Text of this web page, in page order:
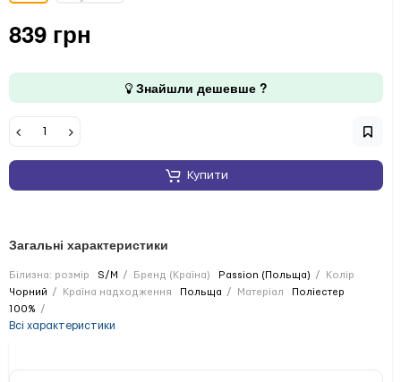
839 грн
Знайшли дешевше ?
Купити
Загальні характеристики
Білизна: розмір S/M Бренд (Країна) Passion (Польща)
Колір
Чорний
Країна надходження Польща Матеріал
Поліестер
100%
Всі характеристики